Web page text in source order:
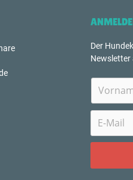
Der
Newsletter